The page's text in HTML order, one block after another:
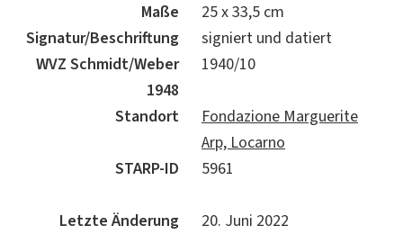
Maße
25 x 33,5 cm
Signatur/Beschriftung
signiert und datiert
WVZ Schmidt/Weber
1948
1940/10
Standort
Fondazione Marguerite
Arp, Locarno
STARP-ID
5961
Letzte Änderung 20. Juni 2022